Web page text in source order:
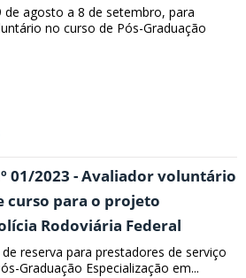
de agosto a 8 de setembro, para
no curso de Pós-Graduação
01/2023 - Avaliador voluntário
curso para o projeto
Rodoviária Federal
reserva para prestadores de serviço
Graduação Especialização em...